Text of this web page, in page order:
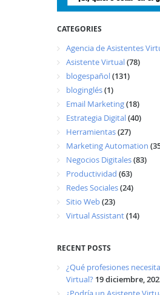
CATEGORIES
Agencia de Asistentes
Asistente Virtual(78)
blogespañol(131)
bloginglés(1)
Email Marketing(18)
Estrategia Digital(40)
Herramientas(27)
Marketing Automation
Negocios Digitales(83)
Productividad (63)
Redes Sociales(24)
Sitio Web(23)
Virtual Assistant(14)
RECENT POSTS
¿Qué profesiones
Virtual? 19 diciembre,